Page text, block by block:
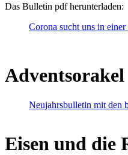
Das Bulletin pdf herunterladen:
Corona sucht uns in
Adventsorakel
Neujahrsbulletin mit den
Eisen und die